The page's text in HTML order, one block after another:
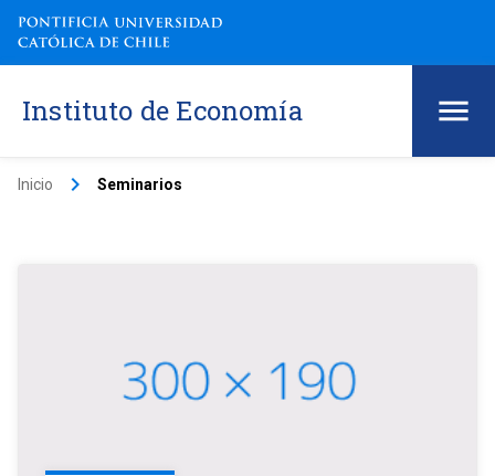
Instituto de Economía
Inicio keyboard_arrow_right Seminarios